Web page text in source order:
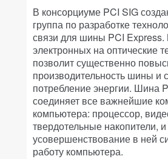
В консорциуме PCI SIG
группа по разработке
связи для шины PCI Express.
электронных на оптические
позволит существенно
производительность шины и
потребление энергии. Шина
соединяет все важнейшие
компьютера: процессор,
твердотельные накопители,
усовершенствование в ней
работу компьютера.